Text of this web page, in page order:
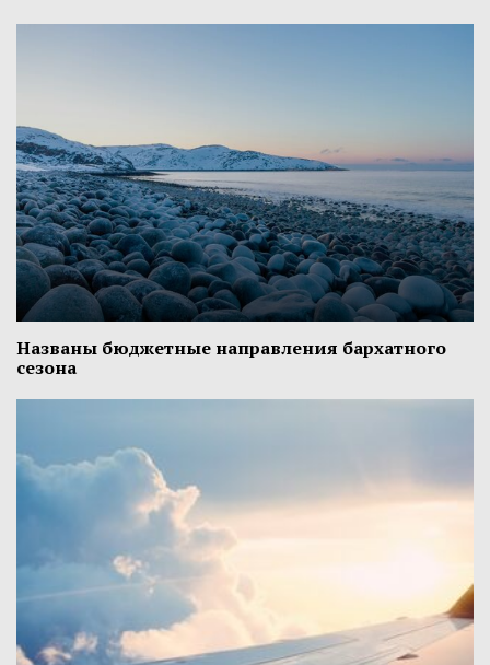
Названы бюджетные направления бархатного
сезона